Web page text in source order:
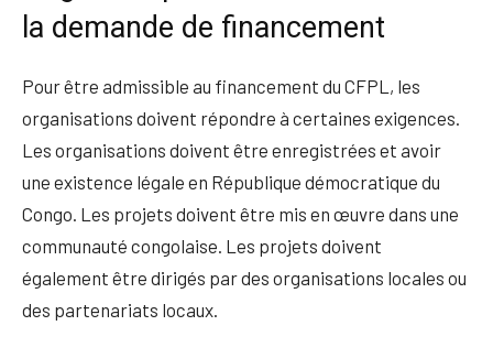
la demande de financement
Pour être admissible au financement du CFPL, les
organisations doivent répondre à certaines exigences.
Les organisations doivent être enregistrées et avoir
une existence légale en République démocratique du
Congo. Les projets doivent être mis en œuvre dans une
communauté congolaise. Les projets doivent
également être dirigés par des organisations locales ou
des partenariats locaux.